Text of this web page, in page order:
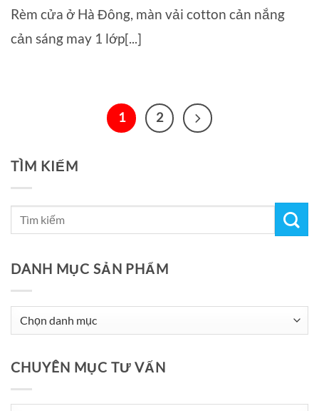
Rèm cửa ở Hà Đông, màn vải cotton cản nắng
cản sáng may 1 lớp[...]
1 2
TÌM KIẾM
DANH MỤC SẢN PHẨM
CHUYÊN MỤC TƯ VẤN